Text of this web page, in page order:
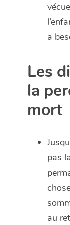
a
Les
la
mort
pas
au